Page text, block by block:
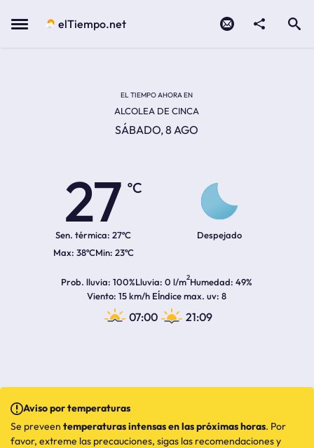
Menu elTiempo.net
EL TIEMPO AHORA EN
ALCOLEA DE CINCA
SÁBADO, 8 AGO
27
ºC
Sen. térmica: 27ºC
38ºC 23ºC
Despejado
Prob. lluvia 100%Lluvia 0 l/m2Humedad 49%
Viento 15 km/h EÍndice max. uv 8
07:00 21:09
Aviso por temperaturas
Se preveen temperaturas intensas en las próximas horas. Por
favor, extreme las precauciones, sigas las recomendaciones y